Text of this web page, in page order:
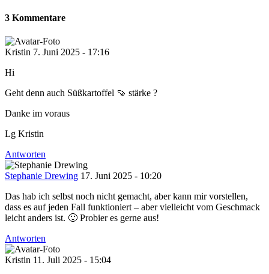
3 Kommentare
Kristin 7. Juni 2025 - 17:16
Hi
Geht denn auch Süßkartoffel 🍠 stärke ?
Danke im voraus
Lg Kristin
Antworten
Stephanie Drewing 17. Juni 2025 - 10:20
Das hab ich selbst noch nicht gemacht, aber kann mir vorstellen,
dass es auf jeden Fall funktioniert – aber vielleicht vom Geschmack
leicht anders ist. 🙂 Probier es gerne aus!
Antworten
Kristin 11. Juli 2025 - 15:04